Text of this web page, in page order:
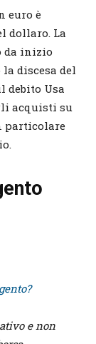
euro è
dollaro. La
da inizio
discesa del
debito Usa
acquisti su
particolare
e non